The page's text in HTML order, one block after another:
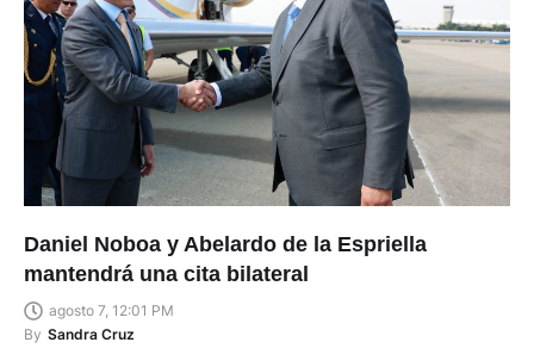
Daniel Noboa y Abelardo de la Espriella
mantendrá una cita bilateral
agosto 7, 12:01 PM
By Sandra Cruz